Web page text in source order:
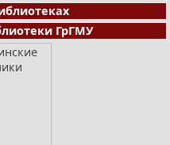
ГрГМУ